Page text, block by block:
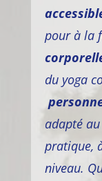
pour à la
du yoga
adapté
pratique,
niveau.